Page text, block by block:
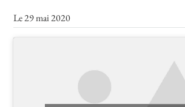
Lettre d’information de
Le 29 mai 2020